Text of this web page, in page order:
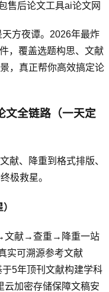
售后论文工具ai论文网
方夜谭。2026年最炸
，覆盖选题构思、文献
，真正帮你高效搞定论
文全链路（一天定
献、降重到格式排版、
极救星。
献→查重→降重一站
实可溯源参考文献
于5年顶刊文献构建学科
云加密存储保障文稿安